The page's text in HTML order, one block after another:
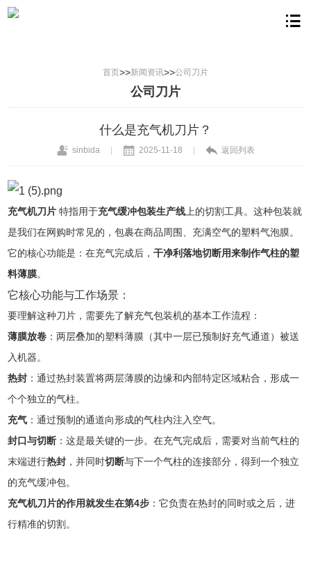
首页>>新闻资讯>>公司刀片
公司刀片
什么是充气机刀片？
sinbida 2025-11-18 返回列表
充气机刀片 特指用于充气缓冲包装生产线 上的切割工具。这种包装就
是我们在网购时常见的，包裹在商品周围、充满空气的塑料气泡膜。
它的核心功能是：在充气完成后，干净利落地切断用来制作气柱的塑
料薄膜。
它核心功能与工作场景：
要理解这种刀片，需要先了解充气包装机的基本工作流程：
薄膜放卷 ：两层叠加的塑料薄膜（其中一层已预制好充气通道）被送
入机器。
热封 ：通过热封装置将两层薄膜的边缘和内部特定区域粘合，形成一
个个独立的气柱。
充气 ：通过预制的通道向形成的气柱内注入空气。
封口与切断 ：这是最关键的一步。在充气完成后，需要对当前气柱的
末端进行热封 ，并同时切断与下一个气柱的连接部分，得到一个独立
的充气缓冲包。
充气机刀片的作用就发生在第4步 ：它负责在热封的同时或之后，进
行精准的切割。